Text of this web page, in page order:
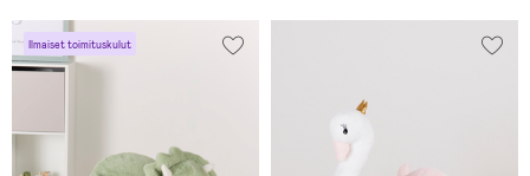
Ilmaiset toimituskulut